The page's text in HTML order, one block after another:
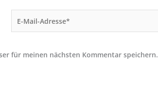
Mail-
für meinen nächsten Kommentar speichern.